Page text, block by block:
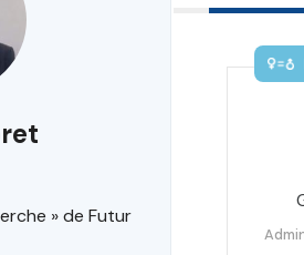
» de Futur